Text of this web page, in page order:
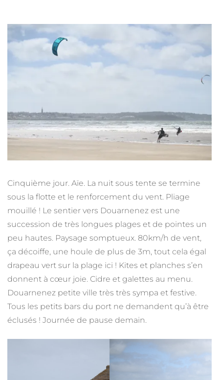
Cinquième jour. Aïe. La nuit sous tente se termine
sous la flotte et le renforcement du vent. Pliage
mouillé ! Le sentier vers Douarnenez est une
succession de très longues plages et de pointes un
peu hautes. Paysage somptueux. 80km/h de vent,
ça décoiffe, une houle de plus de 3m, tout cela égal
drapeau vert sur la plage ici ! Kites et planches s’en
donnent à cœur joie. Cidre et galettes au menu.
Douarnenez petite ville très très sympa et festive.
Tous les petits bars du port ne demandent qu’à être
éclusés ! Journée de pause demain.